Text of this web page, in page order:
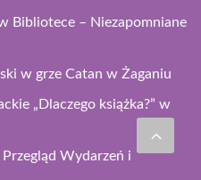
Bibliotece – Niezapomniane
w grze Catan w Żaganiu
„Dlaczego książka?” w
Wydarzeń i